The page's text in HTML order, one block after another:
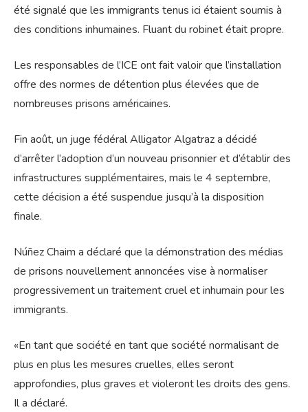
été signalé que les immigrants tenus ici étaient soumis à
des conditions inhumaines. Fluant du robinet était propre.
Les responsables de l’ICE ont fait valoir que l’installation
offre des normes de détention plus élevées que de
nombreuses prisons américaines.
Fin août, un juge fédéral Alligator Algatraz a décidé
d’arrêter l’adoption d’un nouveau prisonnier et d’établir des
infrastructures supplémentaires, mais le 4 septembre,
cette décision a été suspendue jusqu’à la disposition
finale.
Núñez Chaim a déclaré que la démonstration des médias
de prisons nouvellement annoncées vise à normaliser
progressivement un traitement cruel et inhumain pour les
immigrants.
«En tant que société en tant que société normalisant de
plus en plus les mesures cruelles, elles seront
approfondies, plus graves et violeront les droits des gens.
Il a déclaré.